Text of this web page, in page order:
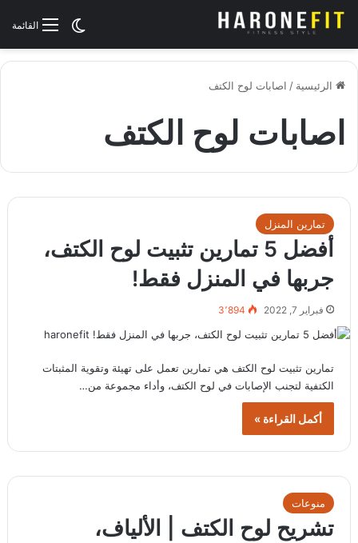
القائمةالوضع
الرئيسية / اصابات لوح الكتف
اصابات لوح الكتف
تمارين المنزل
أفضل 5 تمارين تثبيت لوح الكتف،
جربها في المنزل فقط!
فبراير 7, 2022 3٬894
تمارين تثبيت لوح الكتف هي تمارين تعمل على تهيئة وتقوية المثبتات
الكتفية لتجنب الإصابات في لوح الكتف، وأداء مجموعة من…
أكمل القراءة »
منوعات
تشريح لوح الكتف | الألياف،